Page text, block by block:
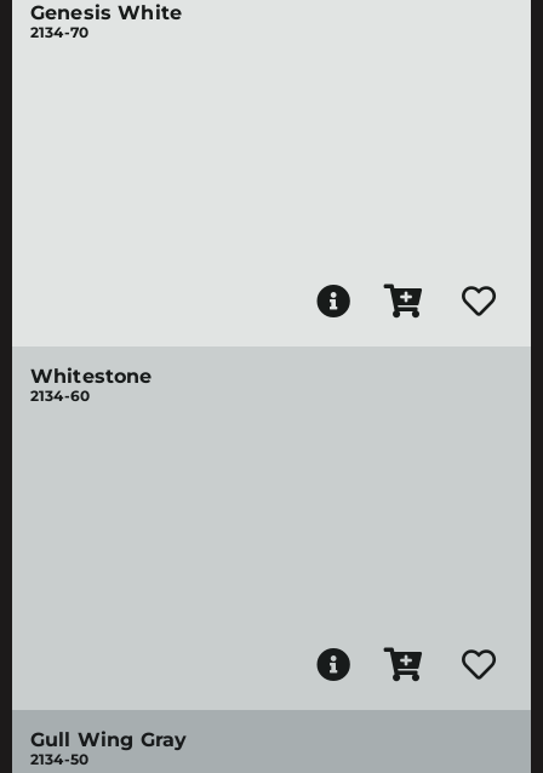
Genesis White
2134-70
Whitestone
2134-60
Gull Wing Gray
2134-50